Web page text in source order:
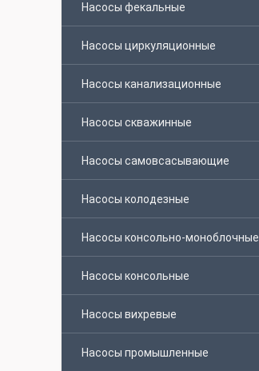
Насосы фекальные
Насосы циркуляционные
Насосы канализационные
Насосы скважинные
Насосы самовсасывающие
Насосы колодезные
Насосы консольно-моноблочные
Насосы консольные
Насосы вихревые
Насосы промышленные